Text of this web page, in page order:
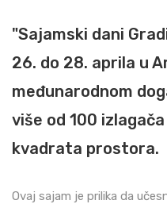
"Sajamski dani
26. do 28. aprila u
međunarodnom
više od 100
kvadrata prostora.
Ovaj sajam je prilika da